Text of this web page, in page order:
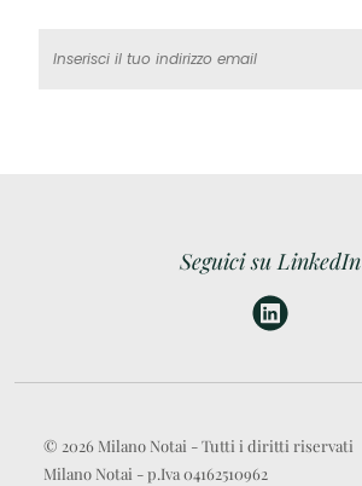
Seguici su LinkedIn
© 2026 Milano Notai - Tutti i diritti riservati
Milano Notai - p.Iva 04162510962